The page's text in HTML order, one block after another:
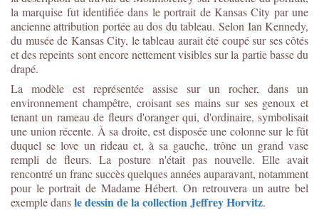
la marquise fut identifiée dans le portrait de Kansas City par une
ancienne attribution portée au dos du tableau. Selon Ian Kennedy,
du musée de Kansas City, le tableau aurait été coupé sur ses côtés
et des repeints sont encore nettement visibles sur la partie basse du
drapé.
La modèle est représentée assise sur un rocher, dans un
environnement champêtre, croisant ses mains sur ses genoux et
tenant un rameau de fleurs d'oranger qui, d'ordinaire, symbolisait
une union récente. À sa droite, est disposée une colonne sur le fût
duquel se love un rideau et, à sa gauche, trône un grand vase
rempli de fleurs. La posture n'était pas nouvelle. Elle avait
rencontré un franc succès quelques années auparavant, notamment
pour le portrait de Madame Hébert. On retrouvera un autre bel
exemple dansle dessin de la collection Jeffrey Horvitz.